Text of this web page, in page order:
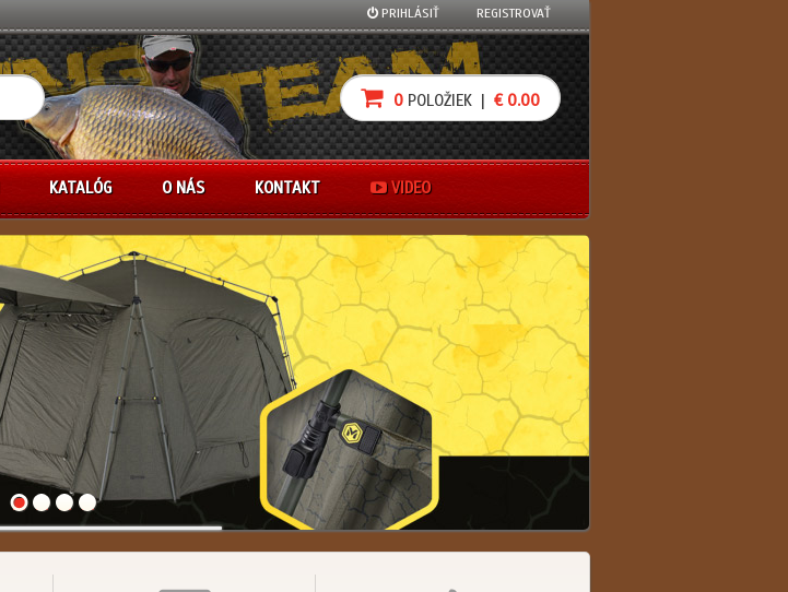
PRIHLÁSIŤ REGISTROVAŤ
0 POLOŽIEK | € 0.00
KATALÓG O NÁS KONTAKT VIDEO